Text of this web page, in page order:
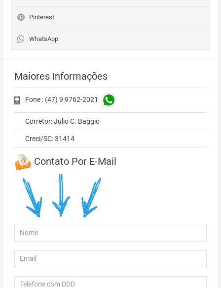
Pinterest
WhatsApp
Maiores Informações
Fone : (47) 9 9762-2021
Corretor: Julio C. Baggio
Creci/SC: 31414
Contato Por E-Mail